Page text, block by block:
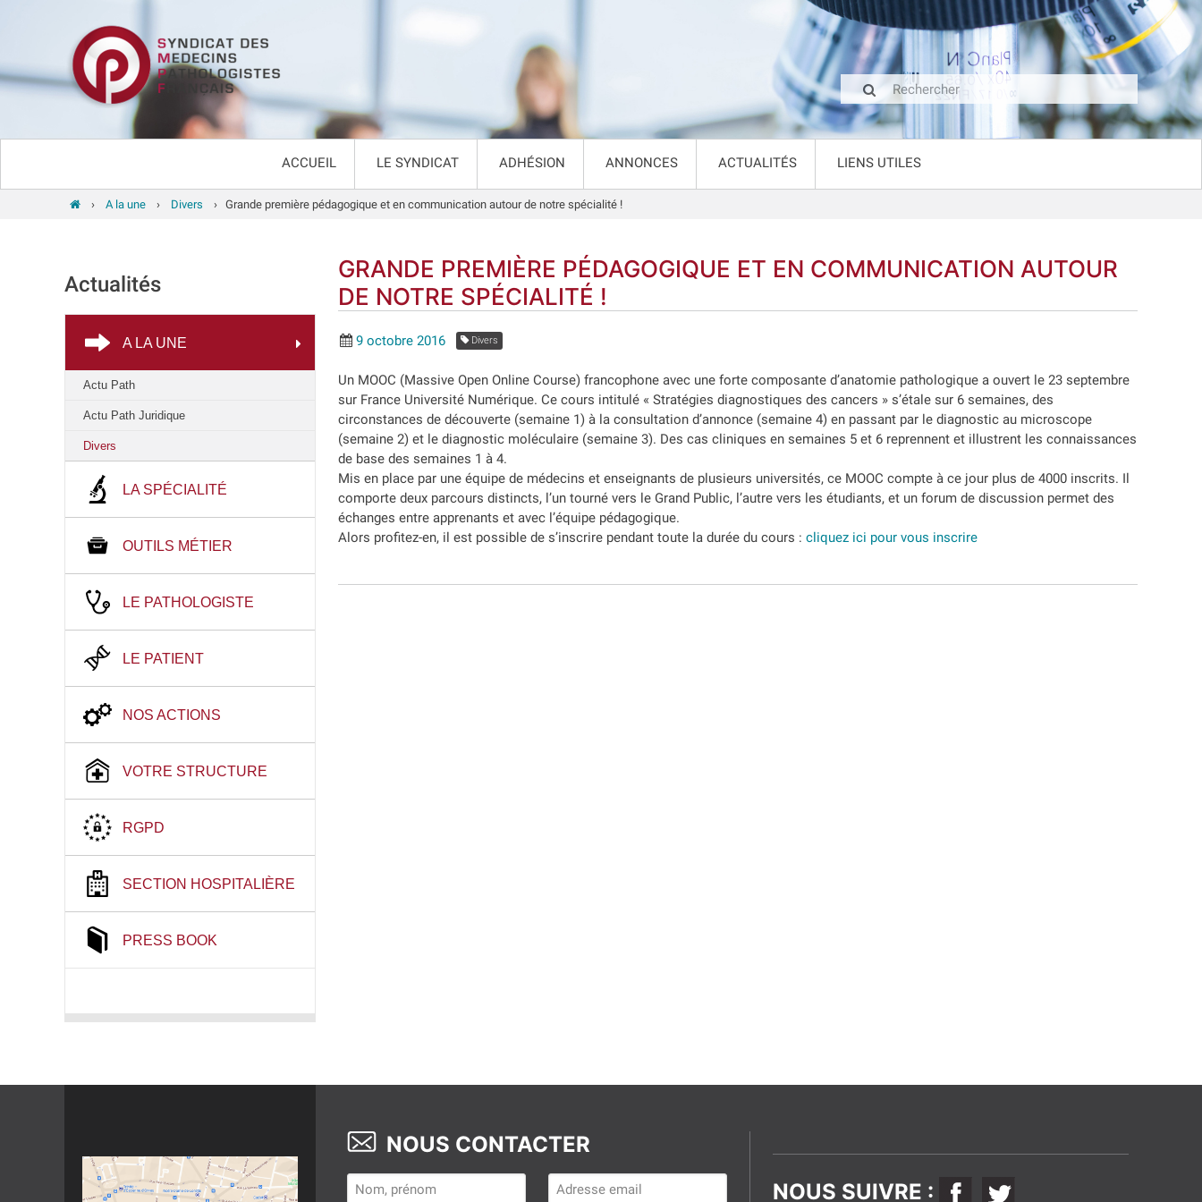
ACCUEIL LE SYNDICAT ADHÉSION ANNONCES ACTUALITÉS LIENS UTILES
› A la une › Divers › Grande première pédagogique et en communication autour de notre spécialité !
Actualités
A LA UNE
Actu Path
Actu Path Juridique
Divers
LA SPÉCIALITÉ
OUTILS MÉTIER
LE PATHOLOGISTE
LE PATIENT
NOS ACTIONS
VOTRE STRUCTURE
RGPD
SECTION HOSPITALIÈRE
PRESS BOOK
GRANDE PREMIÈRE PÉDAGOGIQUE ET EN COMMUNICATION AUTOUR
DE NOTRE SPÉCIALITÉ !
9 octobre 2016 Divers
Un MOOC (Massive Open Online Course) francophone avec une forte composante d’anatomie pathologique a ouvert le 23 septembre
sur France Université Numérique. Ce cours intitulé « Stratégies diagnostiques des cancers » s’étale sur 6 semaines, des
circonstances de découverte (semaine 1) à la consultation d’annonce (semaine 4) en passant par le diagnostic au microscope
(semaine 2) et le diagnostic moléculaire (semaine 3). Des cas cliniques en semaines 5 et 6 reprennent et illustrent les connaissances
de base des semaines 1 à 4.
Mis en place par une équipe de médecins et enseignants de plusieurs universités, ce MOOC compte à ce jour plus de 4000 inscrits. Il
comporte deux parcours distincts, l’un tourné vers le Grand Public, l’autre vers les étudiants, et un forum de discussion permet des
échanges entre apprenants et avec l’équipe pédagogique.
Alors profitez-en, il est possible de s’inscrire pendant toute la durée du cours :cliquez ici pour vous inscrire
NOUS CONTACTER
NOUS SUIVRE :